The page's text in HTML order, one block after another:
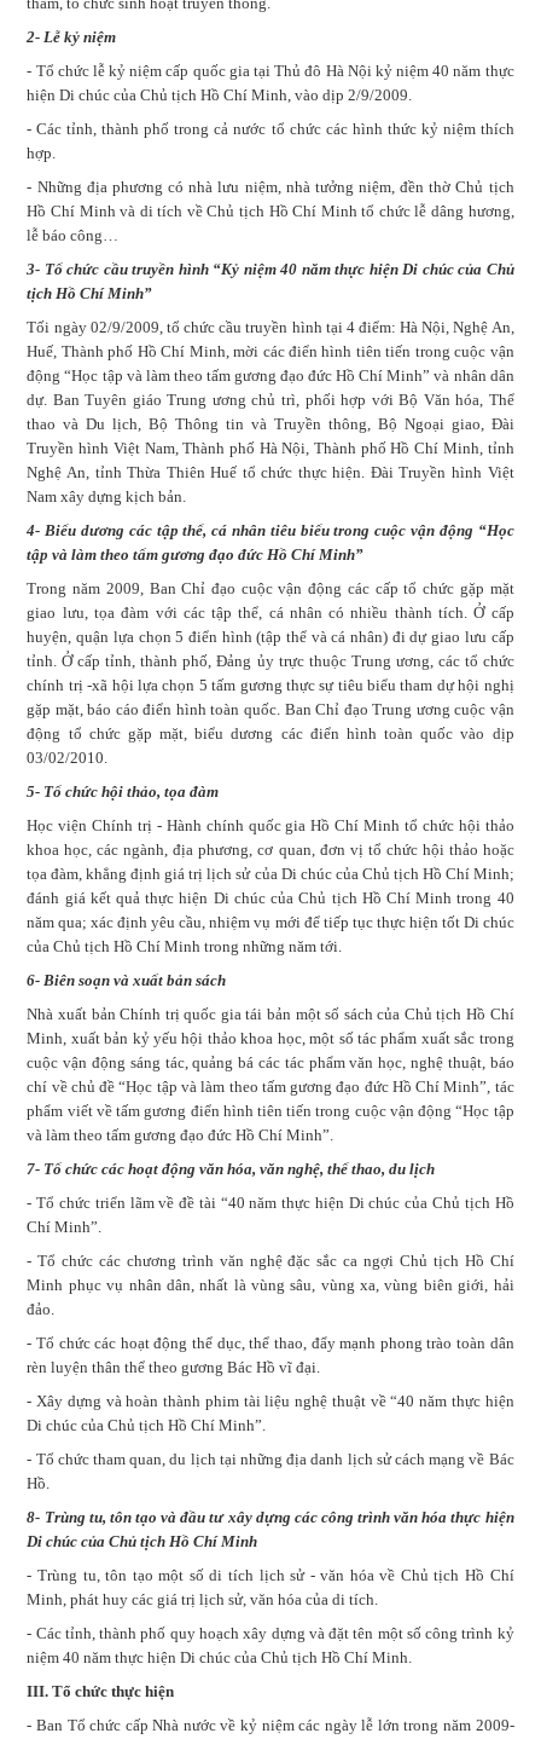
2- Lễ kỷ niệm
- Tổ chức lễ kỷ niệm cấp quốc gia tại Thủ đô Hà Nội kỷ niệm 40 năm thực
hiện Di chúc của Chủ tịch Hồ Chí Minh, vào dịp 2/9/2009.
- Các tỉnh, thành phố trong cả nước tổ chức các hình thức kỷ niệm thích
hợp.
- Những địa phương có nhà lưu niệm, nhà tưởng niệm, đền thờ Chủ tịch
Hồ Chí Minh và di tích về Chủ tịch Hồ Chí Minh tổ chức lễ dâng hương,
lễ báo công…
3- Tổ chức cầu truyền hình “Kỷ niệm 40 năm thực hiện Di chúc của Chủ
tịch Hồ Chí Minh”
Tối ngày 02/9/2009, tổ chức cầu truyền hình tại 4 điểm: Hà Nội, Nghệ An,
Huế, Thành phố Hồ Chí Minh, mời các điển hình tiên tiến trong cuộc vận
động “Học tập và làm theo tấm gương đạo đức Hồ Chí Minh” và nhân dân
dự. Ban Tuyên giáo Trung ương chủ trì, phối hợp với Bộ Văn hóa, Thể
thao và Du lịch, Bộ Thông tin và Truyền thông, Bộ Ngoại giao, Đài
Truyền hình Việt Nam, Thành phố Hà Nội, Thành phố Hồ Chí Minh, tỉnh
Nghệ An, tỉnh Thừa Thiên Huế tổ chức thực hiện. Đài Truyền hình Việt
Nam xây dựng kịch bản.
4- Biểu dương các tập thể, cá nhân tiêu biểu trong cuộc vận động “Học
tập và làm theo tấm gương đạo đức Hồ Chí Minh”
Trong năm 2009, Ban Chỉ đạo cuộc vận động các cấp tổ chức gặp mặt
giao lưu, tọa đàm với các tập thể, cá nhân có nhiều thành tích. Ở cấp
huyện, quận lựa chọn 5 điển hình (tập thể và cá nhân) đi dự giao lưu cấp
tỉnh. Ở cấp tỉnh, thành phố, Đảng ủy trực thuộc Trung ương, các tổ chức
chính trị -xã hội lựa chọn 5 tấm gương thực sự tiêu biểu tham dự hội nghị
gặp mặt, báo cáo điển hình toàn quốc. Ban Chỉ đạo Trung ương cuộc vận
động tổ chức gặp mặt, biểu dương các điển hình toàn quốc vào dịp
03/02/2010.
5- Tổ chức hội thảo, tọa đàm
Học viện Chính trị - Hành chính quốc gia Hồ Chí Minh tổ chức hội thảo
khoa học, các ngành, địa phương, cơ quan, đơn vị tổ chức hội thảo hoặc
tọa đàm, khẳng định giá trị lịch sử của Di chúc của Chủ tịch Hồ Chí Minh;
đánh giá kết quả thực hiện Di chúc của Chủ tịch Hồ Chí Minh trong 40
năm qua; xác định yêu cầu, nhiệm vụ mới để tiếp tục thực hiện tốt Di chúc
của Chủ tịch Hồ Chí Minh trong những năm tới.
6- Biên soạn và xuất bản sách
Nhà xuất bản Chính trị quốc gia tái bản một số sách của Chủ tịch Hồ Chí
Minh, xuất bản kỷ yếu hội thảo khoa học, một số tác phẩm xuất sắc trong
cuộc vận động sáng tác, quảng bá các tác phẩm văn học, nghệ thuật, báo
chí về chủ đề “Học tập và làm theo tấm gương đạo đức Hồ Chí Minh”, tác
phẩm viết về tấm gương điển hình tiên tiến trong cuộc vận động “Học tập
và làm theo tấm gương đạo đức Hồ Chí Minh”.
7- Tổ chức các hoạt động văn hóa, văn nghệ, thể thao, du lịch
- Tổ chức triển lãm về đề tài “40 năm thực hiện Di chúc của Chủ tịch Hồ
Chí Minh”.
- Tổ chức các chương trình văn nghệ đặc sắc ca ngợi Chủ tịch Hồ Chí
Minh phục vụ nhân dân, nhất là vùng sâu, vùng xa, vùng biên giới, hải
đảo.
- Tổ chức các hoạt động thể dục, thể thao, đẩy mạnh phong trào toàn dân
rèn luyện thân thể theo gương Bác Hồ vĩ đại.
- Xây dựng và hoàn thành phim tài liệu nghệ thuật về “40 năm thực hiện
Di chúc của Chủ tịch Hồ Chí Minh”.
- Tổ chức tham quan, du lịch tại những địa danh lịch sử cách mạng về Bác
Hồ.
8- Trùng tu, tôn tạo và đầu tư xây dựng các công trình văn hóa thực hiện
Di chúc của Chủ tịch Hồ Chí Minh
- Trùng tu, tôn tạo một số di tích lịch sử - văn hóa về Chủ tịch Hồ Chí
Minh, phát huy các giá trị lịch sử, văn hóa của di tích.
- Các tỉnh, thành phố quy hoạch xây dựng và đặt tên một số công trình kỷ
niệm 40 năm thực hiện Di chúc của Chủ tịch Hồ Chí Minh.
III. Tổ chức thực hiện
- Ban Tổ chức cấp Nhà nước về kỷ niệm các ngày lễ lớn trong năm 2009-